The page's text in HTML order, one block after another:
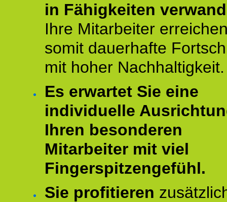
in Fähigkeiten
Ihre Mitarbeiter
somit dauerhafte
mit hoher Nachhaltigkeit.
Es erwartet Sie eine
individuelle
Ihren besonderen
Mitarbeiter mit viel
Fingerspitzengefühl.
Sie profitieren